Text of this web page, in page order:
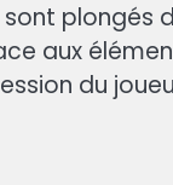
plongés
aux
du